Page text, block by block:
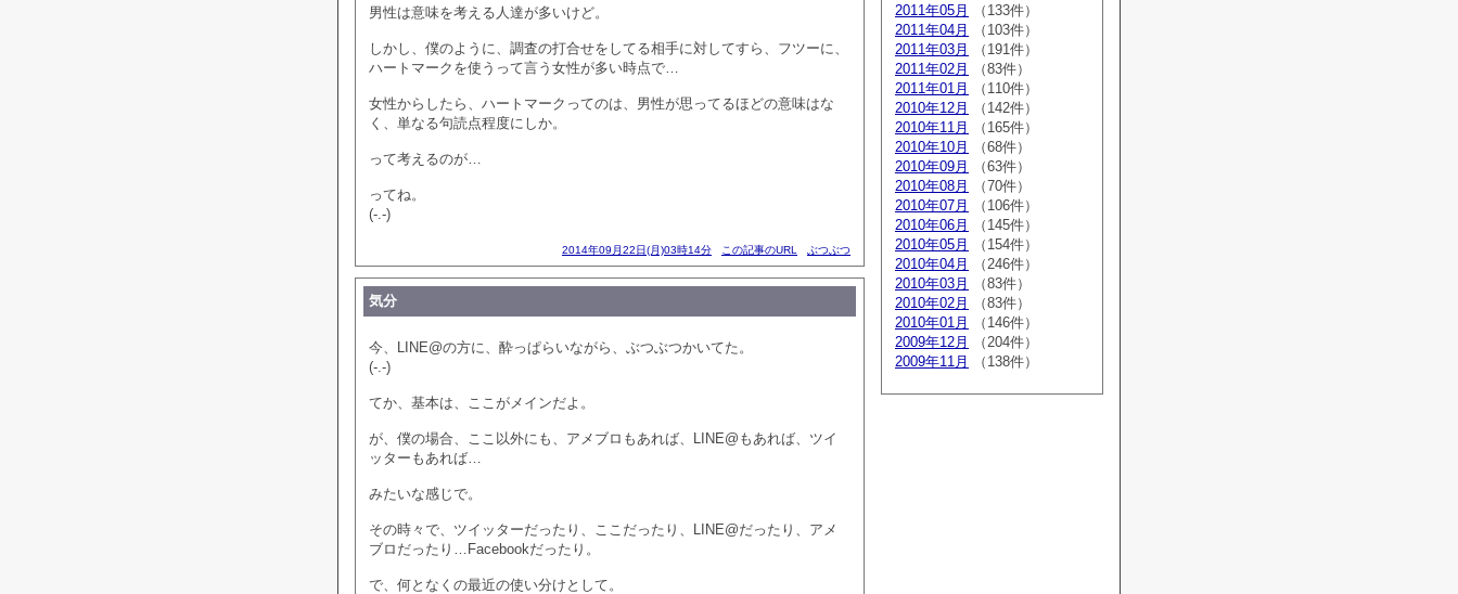
男性は意味を考える人達が多いけど。
しかし、僕のように、調査の打合せをしてる相手に対してすら、フツーに、
ハートマークを使うって言う女性が多い時点で…
女性からしたら、ハートマークってのは、男性が思ってるほどの意味はな
く、単なる句読点程度にしか。
って考えるのが…
ってね。
(-.-)
2014年09月22日(月)03時14分 この記事のURL ぶつぶつ
気分
今、LINE@の方に、酔っぱらいながら、ぶつぶつかいてた。
(-.-)
てか、基本は、ここがメインだよ。
が、僕の場合、ここ以外にも、アメブロもあれば、LINE@もあれば、ツイ
ッターもあれば…
みたいな感じで。
その時々で、ツイッターだったり、ここだったり、LINE@だったり、アメ
ブロだったり…Facebookだったり。
で、何となくの最近の使い分けとして。
2011年05月
（133件）
2011年04月
（103件）
2011年03月
（191件）
2011年02月
（83件）
2011年01月
（110件）
2010年12月
（142件）
2010年11月
（165件）
2010年10月
（68件）
2010年09月
（63件）
2010年08月
（70件）
2010年07月
（106件）
2010年06月
（145件）
2010年05月
（154件）
2010年04月
（246件）
2010年03月
（83件）
2010年02月
（83件）
2010年01月
（146件）
2009年12月
（204件）
2009年11月
（138件）